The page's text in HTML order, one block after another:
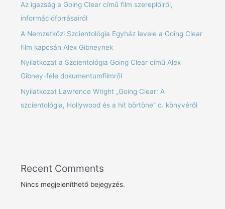
Az igazság a Going Clear című film szereplőiről,
információforrásairól
A Nemzetközi Szcientológia Egyház levele a Going Clear
film kapcsán Alex Gibneynek
Nyilatkozat a Szcientológia Going Clear című Alex
Gibney-féle dokumentumfilmről
Nyilatkozat Lawrence Wright „Going Clear: A
szcientológia, Hollywood és a hit börtöne” c. könyvéről
Recent Comments
Nincs megjeleníthető bejegyzés.